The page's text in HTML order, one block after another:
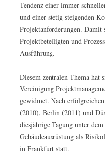
Tendenz einer immer
und einer stetig steigenden
Projektanforderungen. Damit
Projektbeteiligten und
Ausführung.
Diesem zentralen Thema hat
Vereinigung
gewidmet. Nach
(2010), Berlin (2011) und
diesjährige Tagung unter
Gebäudeausrüstung als
in Frankfurt statt.